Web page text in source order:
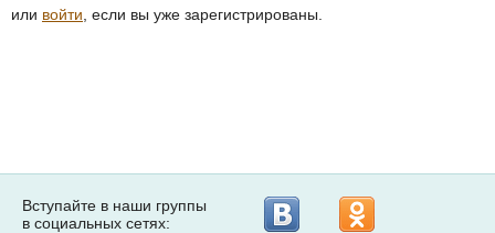
или войти , если вы уже зарегистрированы.
Вступайте в наши группы
в социальных сетях: